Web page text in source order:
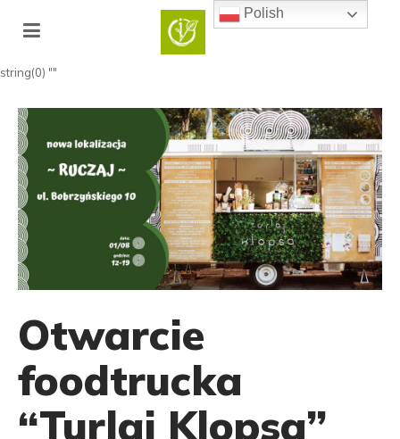
string(0) ""
Otwarcie
foodtrucka
“Turlaj Klopsa”
Polish